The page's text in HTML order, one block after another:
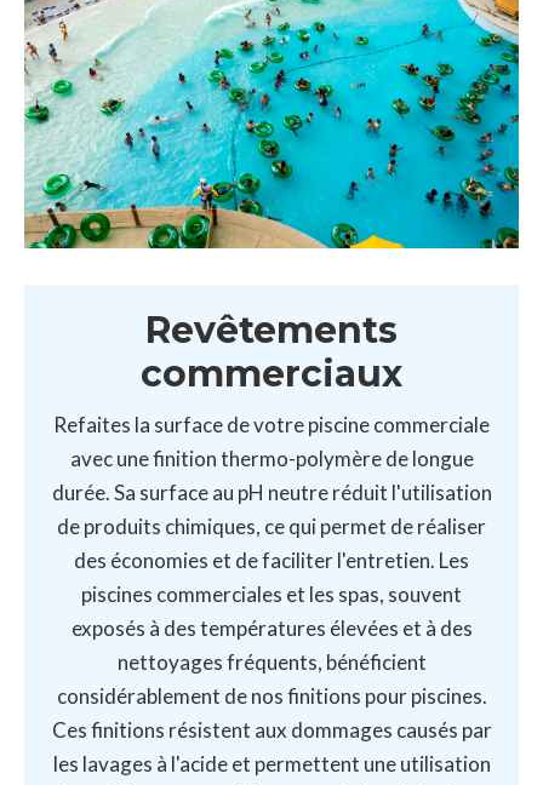
Revêtements
commerciaux
Refaites la surface de votre piscine commerciale
avec une finition thermo-polymère de longue
durée. Sa surface au pH neutre réduit l'utilisation
de produits chimiques, ce qui permet de réaliser
des économies et de faciliter l'entretien. Les
piscines commerciales et les spas, souvent
exposés à des températures élevées et à des
nettoyages fréquents, bénéficient
considérablement de nos finitions pour piscines.
Ces finitions résistent aux dommages causés par
les lavages à l'acide et permettent une utilisation